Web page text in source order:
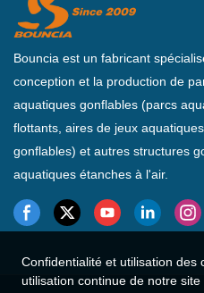
Bouncia est un fabricant
conception et la production de
aquatiques gonflables (parcs
flottants, aires de jeux aquatiques
gonflables) et autres structures
aquatiques étanches à l'air.
Confidentialité et utilisation des
utilisation continue de notre